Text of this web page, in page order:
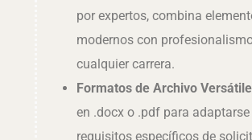
por expertos, combina
modernos con
cualquier carrera.
Formatos de Archivo
en .docx o .pdf para
requisitos específicos de